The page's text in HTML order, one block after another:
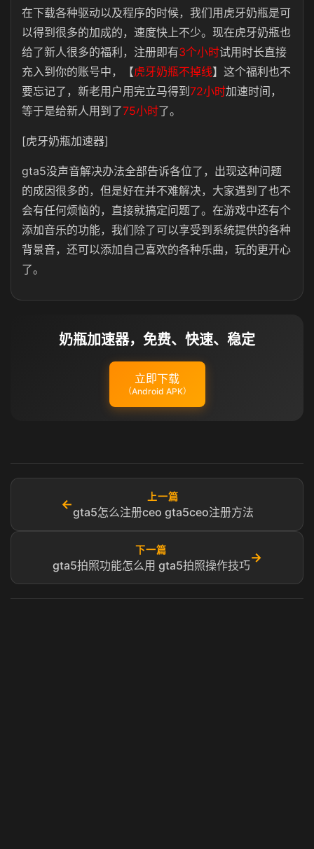
在下载各种驱动以及程序的时候，我们用虎牙奶瓶是可
以得到很多的加成的，速度快上不少。现在虎牙奶瓶也
给了新人很多的福利，注册即有3个小时试用时长直接
充入到你的账号中，【虎牙奶瓶不掉线】这个福利也不
要忘记了，新老用户用完立马得到 72小时加速时间，
等于是给新人用到了75小时了。
[虎牙奶瓶加速器]
gta5没声音解决办法全部告诉各位了，出现这种问题
的成因很多的，但是好在并不难解决，大家遇到了也不
会有任何烦恼的，直接就搞定问题了。在游戏中还有个
添加音乐的功能，我们除了可以享受到系统提供的各种
背景音，还可以添加自己喜欢的各种乐曲，玩的更开心
了。
奶瓶加速器，免费、快速、稳定
立即下载
（Android APK）
←
上一篇
gta5怎么注册ceo gta5ceo注册方法
下一篇
gta5拍照功能怎么用 gta5拍照操作技巧
→